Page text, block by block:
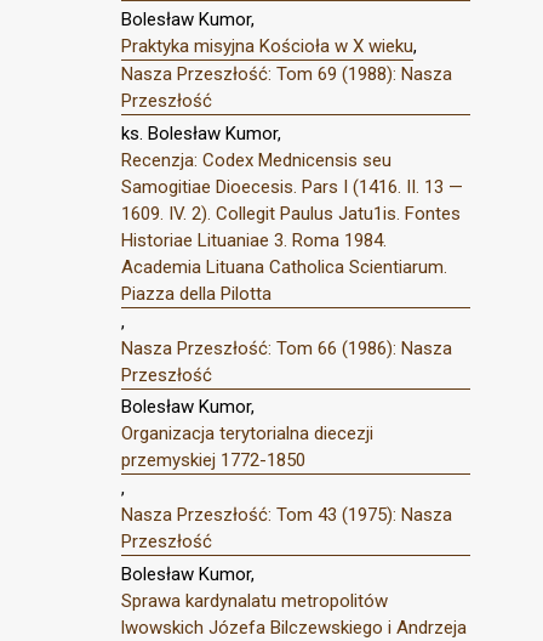
Bolesław Kumor,
Praktyka misyjna Kościoła w X wieku,
Nasza Przeszłość: Tom 69 (1988): Nasza
Przeszłość
ks. Bolesław Kumor,
Recenzja: Codex Mednicensis seu
Samogitiae Dioecesis. Pars I (1416. II. 13 —
1609. IV. 2). Collegit Paulus Jatu1is. Fontes
Historiae Lituaniae 3. Roma 1984.
Academia Lituana Catholica Scientiarum.
Piazza della Pilotta
,
Nasza Przeszłość: Tom 66 (1986): Nasza
Przeszłość
Bolesław Kumor,
Organizacja terytorialna diecezji
przemyskiej 1772-1850
,
Nasza Przeszłość: Tom 43 (1975): Nasza
Przeszłość
Bolesław Kumor,
Sprawa kardynalatu metropolitów
lwowskich Józefa Bilczewskiego i Andrzeja